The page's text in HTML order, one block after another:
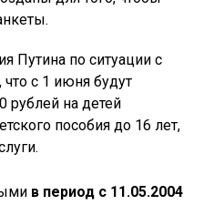
Путина по ситуации с
с 1 июня будут
рублей на детей
пособия до 16 лет,
в период с 11.05.2004